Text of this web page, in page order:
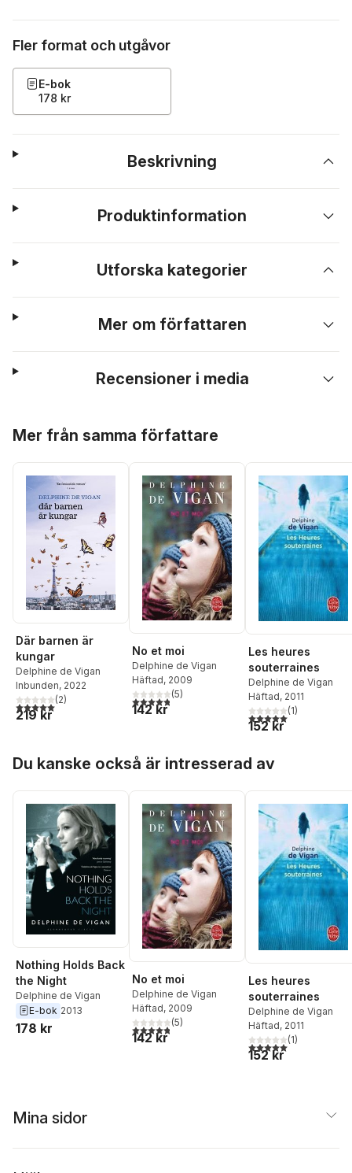
Fler format och utgåvor
E-bok
178 kr
Beskrivning
Produktinformation
Utforska kategorier
Mer om författaren
Recensioner i media
Mer från samma författare
Där barnen är
kungar
Delphine de Vigan
Inbunden, 2022
5,0utav 5 stjärnor. Totalt antal röster:
(2)
219 kr
No et moi
Delphine de Vigan
Häftad, 2009
4,8utav 5 stjärnor. Totalt antal röster:
(5)
142 kr
Les heures
souterraines
Delphine de Vigan
Häftad, 2011
5,0utav 5 stjärnor.
(1)
152 kr
Du kanske också är intresserad av
Nothing Holds Back
the Night
Delphine de Vigan
E-bok 2013
178 kr
No et moi
Delphine de Vigan
Häftad, 2009
4,8utav 5 stjärnor. Totalt antal röster:
(5)
142 kr
Les heures
souterraines
Delphine de Vigan
Häftad, 2011
5,0utav 5 stjärnor.
(1)
152 kr
Mina sidor